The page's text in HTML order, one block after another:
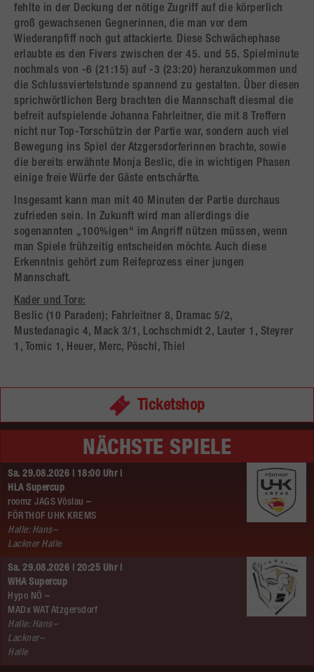
fehlte in der Deckung der nötige Zugriff auf die körperlich
groß gewachsenen Gegnerinnen, die man vor dem
Wiederanpfiff noch gut attackierte. Diese Schwächephase
erlaubte es den Fivers zwischen der 45. und 55. Spielminute
nochmals von -6 (21:15) auf -3 (23:20) heranzukommen und
die Schlussviertelstunde spannend zu gestalten. Über diesen
sprichwörtlichen Berg brachten die Mannschaft diesmal die
befreit aufspielende Johanna Fahrleitner, die mit 8 Treffern
nicht nur Top-Torschützin der Partie war, sondern auch viel
Bewegung ins Spiel der Atzgersdorferinnen brachte, sowie
die bereits erwähnte Monja Beslic, die in wichtigen Phasen
einige freie Würfe der Gäste entschärfte.
Insgesamt kann man mit 40 Minuten der Partie durchaus
zufrieden sein. In Zukunft wird man allerdings die
sogenannten „100%igen“ im Angriff nützen müssen, wenn
man Spiele frühzeitig entscheiden möchte. Auch diese
Erkenntnis gehört zum Reifeprozess einer jungen
Mannschaft.
Kader und Tore:
Beslic (10 Paraden); Fahrleitner 8, Dramac 5/2,
Mustedanagic 4, Mack 3/1, Lochschmidt 2, Lauter 1, Steyrer
1, Tomic 1, Heuer, Merc, Pöschl, Thiel
Ticketshop
NÄCHSTE SPIELE
Sa. 29.08.2026 | 18:00 Uhr |
HLA Supercup
roomz JAGS Vöslau –
FÖRTHOF UHK KREMS
Halle: Hans–
Lackner Halle
Sa. 29.08.2026 | 20:25 Uhr |
WHA Supercup
Hypo NÖ –
MADx WAT Atzgersdorf
Halle: Hans–
Lackner–
Halle